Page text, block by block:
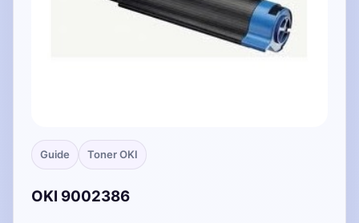
Guide Toner OKI
OKI 9002386